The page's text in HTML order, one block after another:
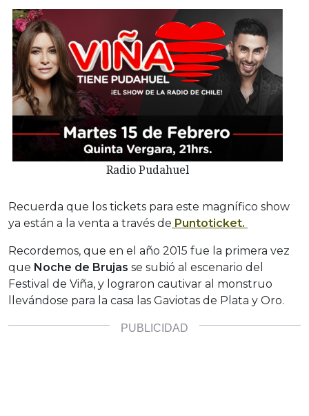
Radio Pudahuel
Recuerda que los tickets para este magnífico show
ya están a la venta a través de Puntoticket.
Recordemos, que en el año 2015 fue la primera vez
que Noche de Brujas se subió al escenario del
Festival de Viña, y lograron cautivar al monstruo
llevándose para la casa las Gaviotas de Plata y Oro.